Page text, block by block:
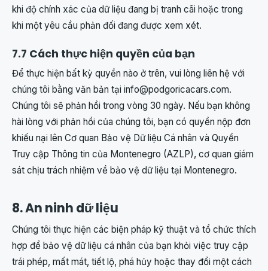
khi độ chính xác của dữ liệu đang bị tranh cãi hoặc trong
khi một yêu cầu phản đối đang được xem xét.
7.7 Cách thực hiện quyền của bạn
Để thực hiện bất kỳ quyền nào ở trên, vui lòng liên hệ với
chúng tôi bằng văn bản tại info@podgoricacars.com.
Chúng tôi sẽ phản hồi trong vòng 30 ngày. Nếu bạn không
hài lòng với phản hồi của chúng tôi, bạn có quyền nộp đơn
khiếu nại lên Cơ quan Bảo vệ Dữ liệu Cá nhân và Quyền
Truy cập Thông tin của Montenegro (AZLP), cơ quan giám
sát chịu trách nhiệm về bảo vệ dữ liệu tại Montenegro.
8. An ninh dữ liệu
Chúng tôi thực hiện các biện pháp kỹ thuật và tổ chức thích
hợp để bảo vệ dữ liệu cá nhân của bạn khỏi việc truy cập
trái phép, mất mát, tiết lộ, phá hủy hoặc thay đổi một cách